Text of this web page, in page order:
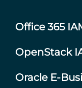
Office 365
OpenStack
Oracle E-